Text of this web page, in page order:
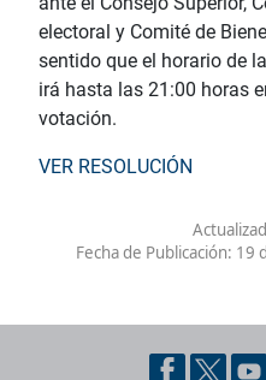
electoral y Comité de
sentido que el horario de
irá hasta las 21:00 horas
votación.
VER RESOLUCIÓN
Fecha de Publicación: 19